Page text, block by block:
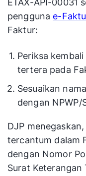
ETAX-API-00031
pengguna e-
Faktur:
Periksa
tertera pada
Sesuaikan
dengan NPWP/
DJP
tercantum dalam
dengan Nomor
Surat